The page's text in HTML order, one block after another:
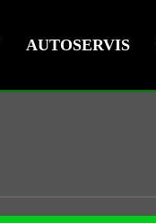
AUTOSERVIS